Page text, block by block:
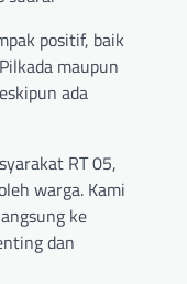
positif, baik
maupun
ada
RT 05,
warga. Kami
ke
dan